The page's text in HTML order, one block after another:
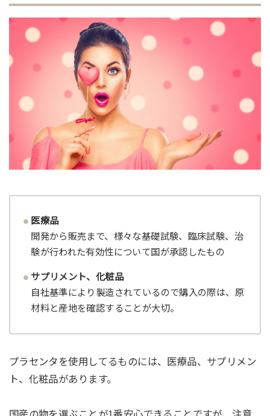
医療品
開発から販売まで、様々な基礎試験、臨床試験、治
験が行われた有効性について国が承認したもの
サプリメント、化粧品
自社基準により製造されているので購入の際は、原
材料と産地を確認することが大切。
プラセンタを使用してるものには、医療品、サプリメン
ト、化粧品があります。